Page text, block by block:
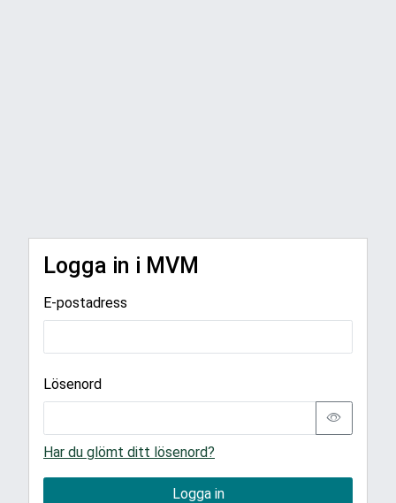
Logga in i MVM
E-postadress
Lösenord
Har du glömt ditt lösenord?
Logga in